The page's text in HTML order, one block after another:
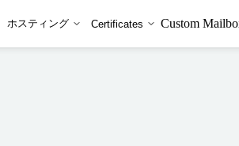
ホスティング Certificates Custom